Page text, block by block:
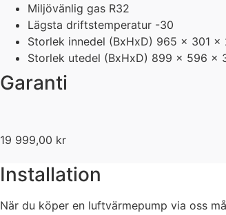
Miljövänlig gas R32
Lägsta driftstemperatur -30
Storlek innedel (BxHxD) 965 x 301 x
Storlek utedel (BxHxD) 899 x 596 x
Garanti
19 999,00 kr
Installation
När du köper en luftvärmepump via oss